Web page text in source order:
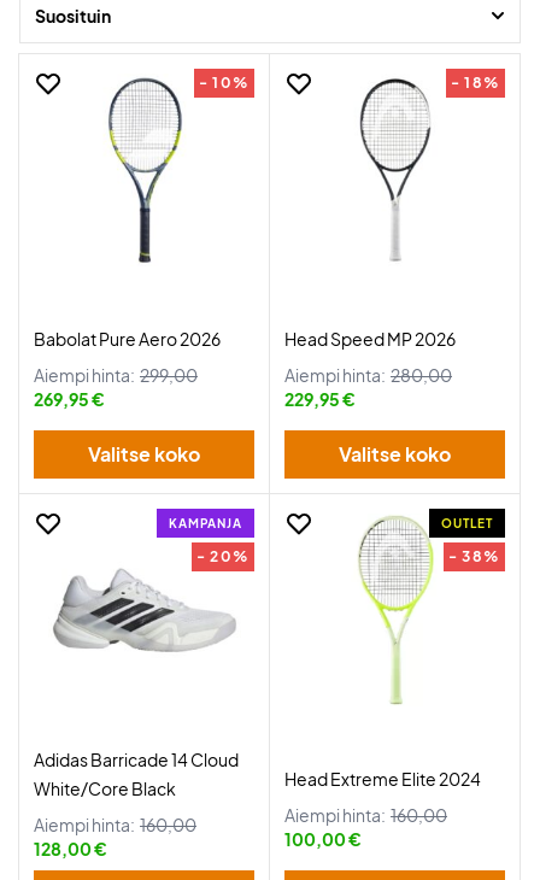
blot vil have stilen fra årets mest ikoniske tennisdage i Paris, finder du
dine favoritter her.
Suosituin
- 10%
Babolat Pure Aero 2026
Aiempi hinta: 299,00
269,95 €
Valitse koko
- 18%
Head Speed MP 2026
Aiempi hinta: 280,00
229,95 €
Valitse koko
KAMPANJA
- 20%
Adidas Barricade 14 Cloud
White/Core Black
Aiempi hinta: 160,00
128,00 €
OUTLET
- 38%
Head Extreme Elite 2024
Aiempi hinta: 160,00
100,00 €